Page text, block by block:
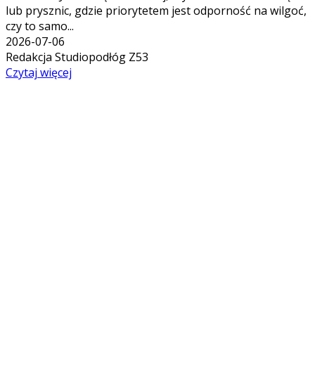
lub prysznic, gdzie priorytetem jest odporność na wilgoć,
czy to samo...
2026-07-06
Redakcja Studiopodłóg Z53
Czytaj więcej